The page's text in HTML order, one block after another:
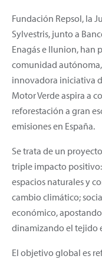
Fundación Repsol, la
Sylvestris, junto a
Enagás e Ilunion, han
comunidad autónoma,
innovadora iniciativa
Motor Verde aspira a
reforestación a gran
emisiones en España.
Se trata de un
triple impacto
espacios naturales y
cambio climático;
económico,
dinamizando el tejido
El objetivo global es